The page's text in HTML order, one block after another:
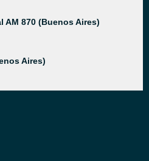
AM 870 (Buenos Aires)
Aires)